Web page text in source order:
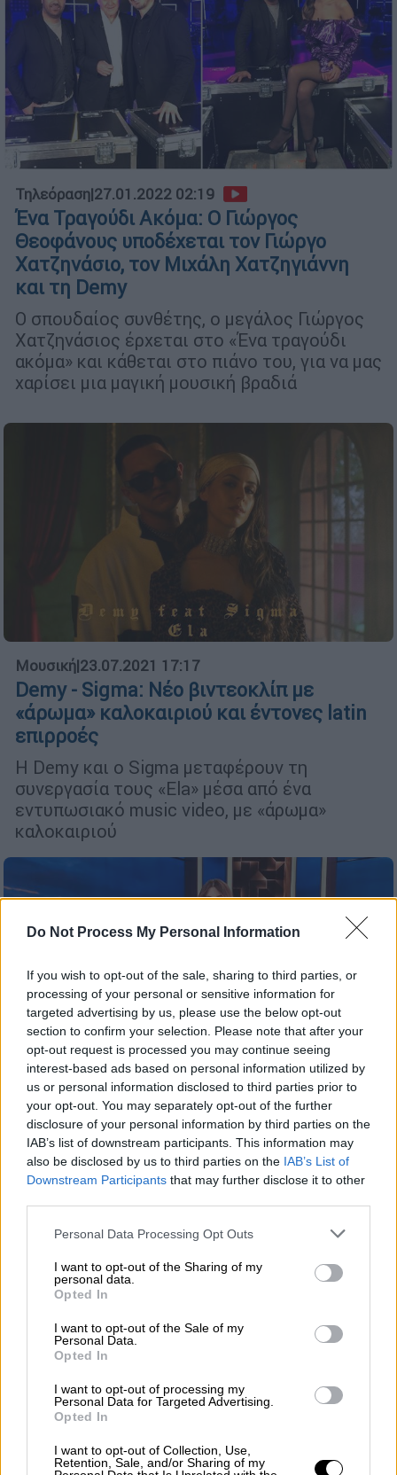
Do Not Process My Personal Information
If you wish to opt-out of the sale, sharing to third parties, or
processing of your personal or sensitive information for
targeted advertising by us, please use the below opt-out
section to confirm your selection. Please note that after your
opt-out request is processed you may continue seeing
interest-based ads based on personal information utilized by
us or personal information disclosed to third parties prior to
your opt-out. You may separately opt-out of the further
disclosure of your personal information by third parties on the
IAB’s list of downstream participants. This information may
also be disclosed by us to third parties on the IAB’s List of
Downstream Participants that may further disclose it to other
Please note that this website/app uses one or more Google
not limited to your visit or usage behaviour. You may click to
grant or deny consent to Google and its third-party tags to
use your data for below specified purposes in below Google
consent section.
Personal Data Processing Opt Outs
I want to opt-out of the Sharing of my
personal data.
Opted In
I want to opt-out of the Sale of my
Personal Data.
Opted In
I want to opt-out of processing my
Personal Data for Targeted Advertising.
Opted In
I want to opt-out of Collection, Use,
Retention, Sale, and/or Sharing of my
Τηλεόραση|27.01.2022 02:19
Ένα Τραγούδι Ακόμα: Ο Γιώργος
Θεοφάνους υποδέχεται τον Γιώργο
Χατζηνάσιο, τον Μιχάλη Χατζηγιάννη
και τη Demy
Ο σπουδαίος συνθέτης, ο μεγάλος Γιώργος
Χατζηνάσιος έρχεται στο «Ένα τραγούδι
ακόμα» και κάθεται στο πιάνο του, για να μας
χαρίσει μια μαγική μουσική βραδιά
Μουσική|23.07.2021 17:17
Demy - Sigma: Νέο βιντεοκλίπ με
«άρωμα» καλοκαιριού και έντονες latin
επιρροές
Η Demy και ο Sigma μεταφέρουν τη
συνεργασία τους «Ela» μέσα από ένα
εντυπωσιακό music video, με «άρωμα»
καλοκαιριού
Lifestyle|11.02.2021 10:37
Demy: Πάσχω από την ψυχική νόσο
«OCD» - Μετά τη Eurovision ένιωθα ότι
δεν ήθελα να τραγουδάω
παιδί πάσχει από την ψυχική νόσο «OCD»